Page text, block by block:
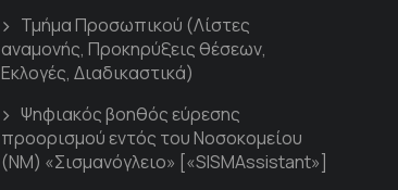
Τμήμα Προσωπικού (Λίστες
αναμονής, Προκηρύξεις θέσεων,
Εκλογές, Διαδικαστικά)
Ψηφιακός βοηθός εύρεσης
προορισμού εντός του Νοσοκομείου
(ΝΜ) «Σισμανόγλειο» [«SISMAssistant»]